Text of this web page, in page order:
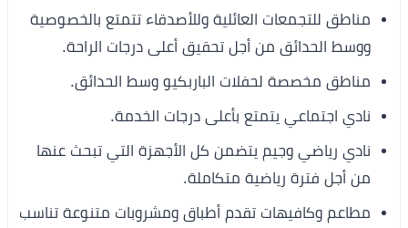
مناطق للتجمعات العائلية وللأصدقاء تتمتع بالخصوصية
ووسط الحدائق من أجل تحقيق أعلى درجات الراحة.
مناطق مخصصة لحفلات الباربكيو وسط الحدائق.
نادي اجتماعي يتمتع بأعلى درجات الخدمة.
نادي رياضي وجيم يتضمن كل الأجهزة التي تبحث عنها
من أجل فترة رياضية متكاملة.
مطاعم وكافيهات تقدم أطباق ومشروبات متنوعة تناسب